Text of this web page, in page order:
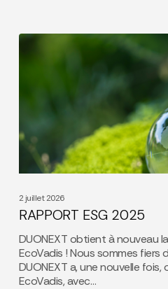
RAPPORT
ESG
2 juillet 2026
RAPPORT ESG 2025
DUONEXT obtient à nouveau
EcoVadis ! Nous sommes fiers
DUONEXT a, une nouvelle
EcoVadis, avec…